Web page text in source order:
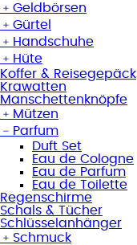
﹢ Geldbörsen
﹢ Gürtel
﹢ Handschuhe
﹢ Hüte
Koffer & Reisegepäck
Krawatten
Manschettenknöpfe
﹢ Mützen
﹣ Parfum
Duft Set
Eau de Cologne
Eau de Parfum
Eau de Toilette
Regenschirme
Schals & Tücher
Schlüsselanhänger
﹢ Schmuck